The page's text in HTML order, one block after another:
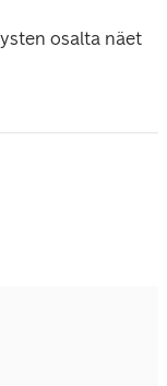
osalta näet